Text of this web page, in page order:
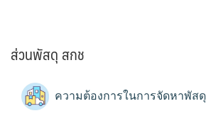
ส่วนพัสดุ สกช
ความต้องการในการจัดหาพัสดุ